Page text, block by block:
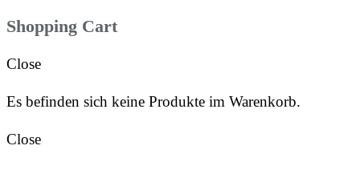
Shopping Cart
Close
Es befinden sich keine Produkte im Warenkorb.
Close